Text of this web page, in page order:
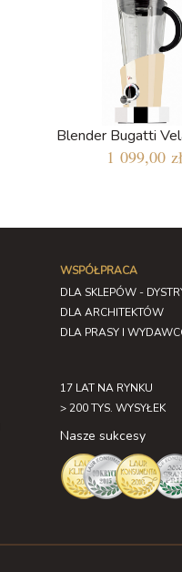
Blender Bugatti
1 099,00 zł
WSPÓŁPRACA
DLA SKLEPÓW -
DLA ARCHITEKTÓW
DLA PRASY I
17 LAT NA RYNKU
> 200 TYS. WYSYŁEK
Nasze sukcesy